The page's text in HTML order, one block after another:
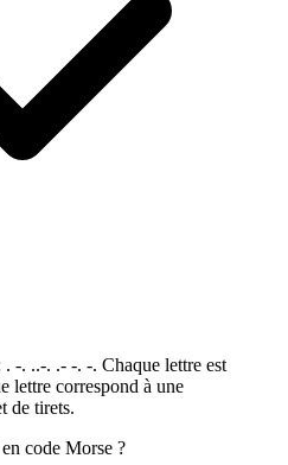
-. ..-. .- -. -. Chaque lettre est
lettre correspond à une
de tirets.
code Morse ?